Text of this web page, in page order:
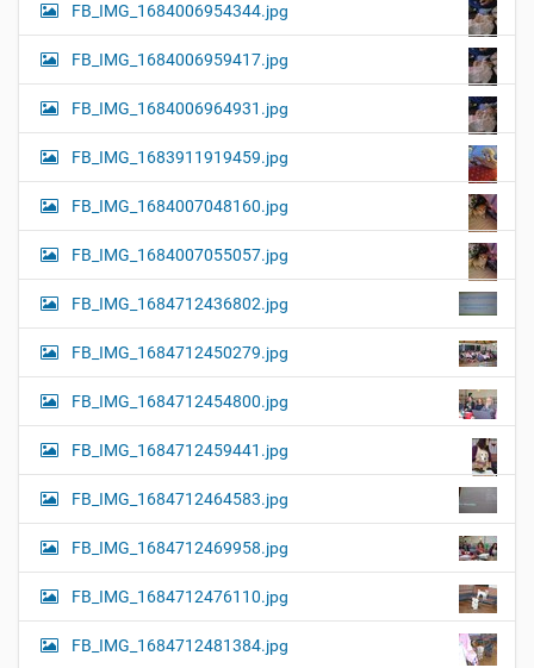
FB_IMG_1684006954344.jpg
FB_IMG_1684006959417.jpg
FB_IMG_1684006964931.jpg
FB_IMG_1683911919459.jpg
FB_IMG_1684007048160.jpg
FB_IMG_1684007055057.jpg
FB_IMG_1684712436802.jpg
FB_IMG_1684712450279.jpg
FB_IMG_1684712454800.jpg
FB_IMG_1684712459441.jpg
FB_IMG_1684712464583.jpg
FB_IMG_1684712469958.jpg
FB_IMG_1684712476110.jpg
FB_IMG_1684712481384.jpg